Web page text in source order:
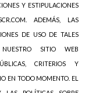
Y ESTIPULACIONES
ADEMÁS, LAS
DE USO DE TALES
NUESTRO SITIO WEB
CRITERIOS Y
EN TODO MOMENTO. EL